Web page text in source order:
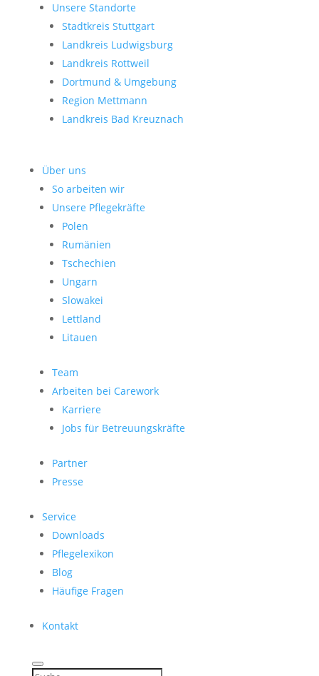
Unsere Standorte
Stadtkreis Stuttgart
Landkreis Ludwigsburg
Landkreis Rottweil
Dortmund & Umgebung
Region Mettmann
Landkreis Bad Kreuznach
Über uns
So arbeiten wir
Unsere Pflegekräfte
Polen
Rumänien
Tschechien
Ungarn
Slowakei
Lettland
Litauen
Team
Arbeiten bei Carework
Karriere
Jobs für Betreuungskräfte
Partner
Presse
Service
Downloads
Pflegelexikon
Blog
Häufige Fragen
Kontakt